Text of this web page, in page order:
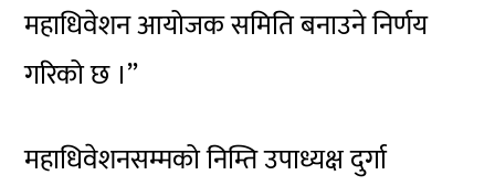
महाधिवेशन आयोजक समिति बनाउने निर्णय
गरिको छ ।”
महाधिवेशनसम्मको निम्ति उपाध्यक्ष दुर्गा